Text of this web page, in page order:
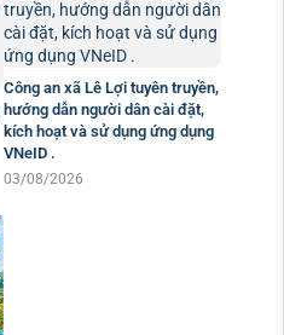
Công an xã Lê Lợi tuyên truyền,
hướng dẫn người dân cài đặt,
kích hoạt và sử dụng ứng dụng
VNeID .
03/08/2026